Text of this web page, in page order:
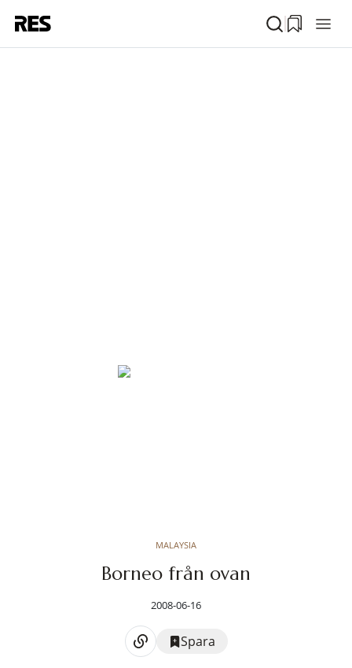
MALAYSIA
Borneo från ovan
2008-06-16
Spara